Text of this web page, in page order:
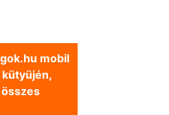
mobil